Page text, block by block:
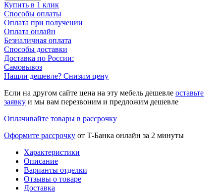
Купить в 1 клик
Способы оплаты
Оплата при получении
Оплата онлайн
Безналичная оплата
Способы доставки
Доставка по России:
Самовывоз
Нашли дешевле? Снизим цену
Если на другом сайте цена на эту мебель дешевле оставьте
заявку и мы вам перезвоним и предложим дешевле
Оплачивайте товары в рассрочку
Оформите рассрочку от Т-Банка онлайн за 2 минуты
Характеристики
Описание
Варианты отделки
Отзывы о товаре
Доставка